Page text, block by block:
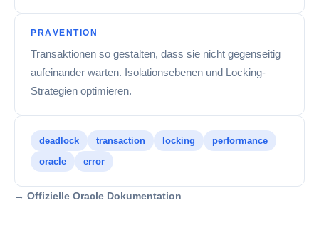
PRÄVENTION
Transaktionen so gestalten, dass sie nicht gegenseitig
aufeinander warten. Isolationsebenen und Locking-
Strategien optimieren.
deadlock transaction locking
performance
oracle
error
→ Offizielle Oracle Dokumentation